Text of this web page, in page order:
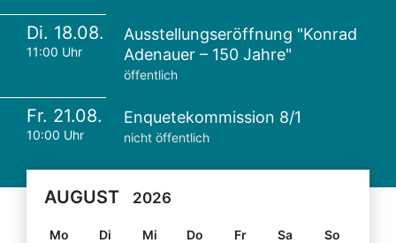
Di. 18.08.
11:00 Uhr
Ausstellungseröffnung "Konrad
Adenauer – 150 Jahre"
öffentlich
Fr. 21.08.
10:00 Uhr
Enquetekommission 8/1
nicht öffentlich
AUGUST 2026
Mo Di Mi Do Fr Sa
So